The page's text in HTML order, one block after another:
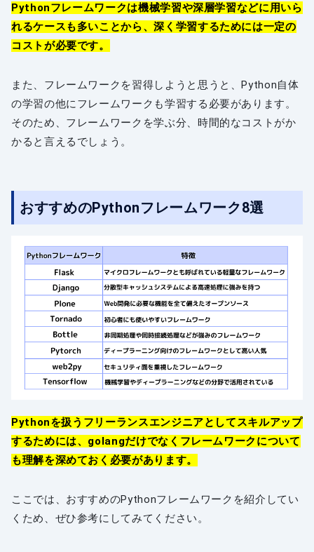
Pythonフレームワークは機械学習や深層学習などに用いら
れるケースも多いことから、深く学習するためには一定の
コストが必要です。
また、フレームワークを習得しようと思うと、Python自体
の学習の他にフレームワークも学習する必要があります。
そのため、フレームワークを学ぶ分、時間的なコストがか
かると言えるでしょう。
おすすめのPythonフレームワーク8選
Pythonを扱うフリーランスエンジニアとしてスキルアップ
するためには、golangだけでなくフレームワークについて
も理解を深めておく必要があります。
ここでは、おすすめのPythonフレームワークを紹介してい
くため、ぜひ参考にしてみてください。